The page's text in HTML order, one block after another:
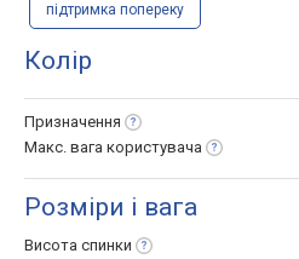
підтримка попереку
Колір
Призначення
Макс. вага користувача
Розміри і вага
Висота спинки